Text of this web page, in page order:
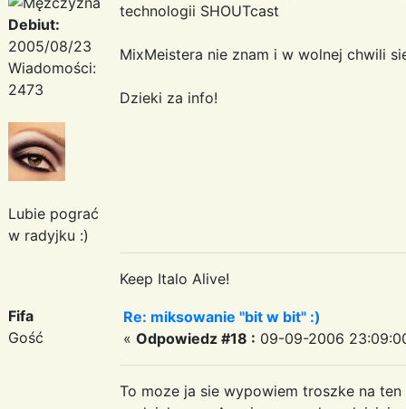
Debiut:
2005/08/23
Wiadomości:
2473
Lubie pograć
w radyjku :)
technologii SHOUTcast
MixMeistera nie znam i w wolnej chwili
Dzieki za info!
Keep Italo Alive!
Fifa
Gość
Re: miksowanie "bit w bit" :)
« Odpowiedz #18 : 09-09-2006
To moze ja sie wypowiem troszke na